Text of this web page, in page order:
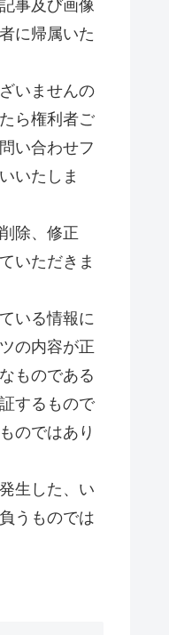
事及び画像
に帰属いた
いませんの
ら権利者ご
い合わせフ
いたしま
除、修正
いただきま
いる情報に
の内容が正
ものである
するもので
のではあり
生した、い
うものでは